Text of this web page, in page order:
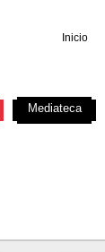
Inicio
Mediateca